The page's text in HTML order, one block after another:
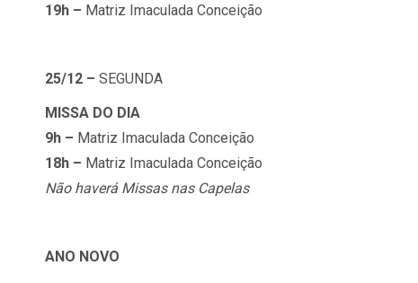
19h – Matriz Imaculada Conceição
25/12 – SEGUNDA
MISSA DO DIA
9h – Matriz Imaculada Conceição
18h – Matriz Imaculada Conceição
Não haverá Missas nas Capelas
ANO NOVO